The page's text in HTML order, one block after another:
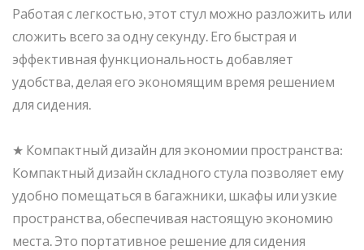
Работая с легкостью, этот стул можно разложить или
сложить всего за одну секунду. Его быстрая и
эффективная функциональность добавляет
удобства, делая его экономящим время решением
для сидения.
★ Компактный дизайн для экономии пространства:
Компактный дизайн складного стула позволяет ему
удобно помещаться в багажники, шкафы или узкие
пространства, обеспечивая настоящую экономию
места. Это портативное решение для сидения